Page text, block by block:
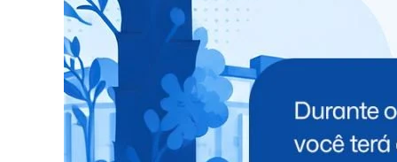
a coleta de resíduos orgânicos e os veículos